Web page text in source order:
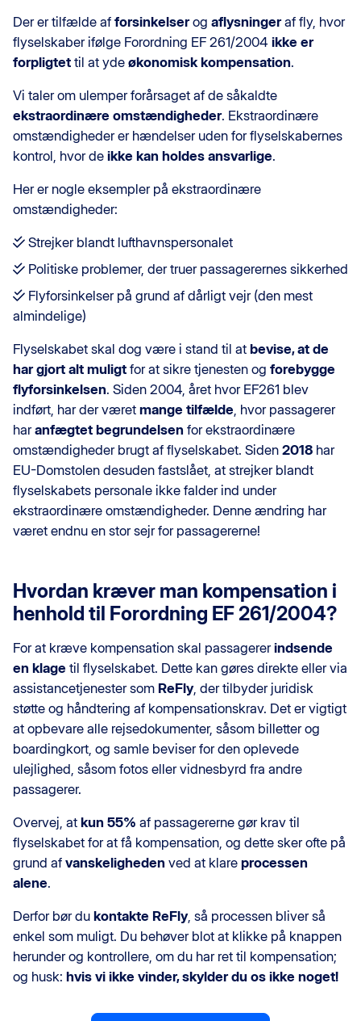
Der er tilfælde af forsinkelserog aflysningeraf fly, hvor
flyselskaber ifølge Forordning EF 261/2004 ikke er
forpligtet til at yde økonomisk kompensation.
Vi taler om ulemper forårsaget af de såkaldte
ekstraordinære omstændigheder. Ekstraordinære
omstændigheder er hændelser uden for flyselskabernes
kontrol, hvor de ikke kan holdes ansvarlige.
Her er nogle eksempler på ekstraordinære
omstændigheder:
Strejker blandt lufthavnspersonalet
Politiske problemer, der truer passagerernes sikkerhed
Flyforsinkelser på grund af dårligt vejr (den mest
almindelige)
Flyselskabet skal dog være i stand til at bevise, at de
har gjort alt muligt for at sikre tjenesten og forebygge
flyforsinkelsen. Siden 2004, året hvor EF261 blev
indført, har der været mange tilfælde , hvor passagerer
haranfægtet begrundelsen for ekstraordinære
omstændigheder brugt af flyselskabet. Siden 2018 har
EU-Domstolen desuden fastslået, at strejker blandt
flyselskabets personale ikke falder ind under
ekstraordinære omstændigheder. Denne ændring har
været endnu en stor sejr for passagererne!
Hvordan kræver man kompensation i
henhold til Forordning EF 261/2004?
For at kræve kompensation skal passagererindsende
en klage til flyselskabet. Dette kan gøres direkte eller via
assistancetjenester som ReFly, der tilbyder juridisk
støtte og håndtering af kompensationskrav. Det er vigtigt
at opbevare alle rejsedokumenter, såsom billetter og
boardingkort, og samle beviser for den oplevede
ulejlighed, såsom fotos eller vidnesbyrd fra andre
passagerer.
Overvej, at kun 55% af passagererne gør krav til
flyselskabet for at få kompensation, og dette sker ofte på
grund af vanskeligheden ved at klare processen
alene.
Derfor bør du kontakte ReFly, så processen bliver så
enkel som muligt. Du behøver blot at klikke på knappen
herunder og kontrollere, om du har ret til kompensation;
og husk: hvis vi ikke vinder, skylder du os ikke noget!